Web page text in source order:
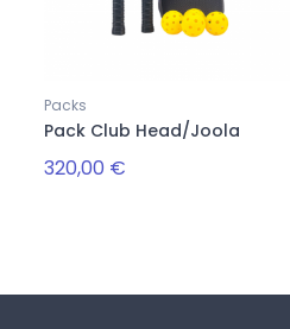
Packs
Pack Club Head/Joola
320,00 €